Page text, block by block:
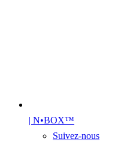
| N•BOX™
Suivez-nous